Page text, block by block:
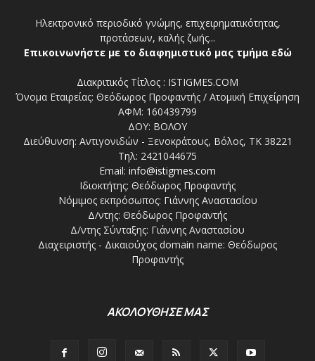
Ηλεκτρονικό περιοδικό γνώμης, επιχειρηματικότητας,
προτάσεων, καλής ζωής...
Επικοινωνήστε με το διαφημιστικό μας τμήμα εδώ
Διακριτικός Τίτλος : ISTIGMES.COM
Όνομα Εταιρείας: Θεόδωρος Προφαντής / Ατομική Επιχείρηση
ΑΦΜ: 160439799
ΔΟΥ: ΒΟΛΟΥ
Διεύθυνση: Αντιγονιδών - Ξενοκράτους, Βόλος, ΤΚ 38221
Τηλ: 2421044675
Email: info@istigmes.com
Ιδιοκτήτης: Θεόδωρος Προφαντής
Νόμιμος εκπρόσωπος: Γιάννης Αναστασίου
Δ/ντης: Θεόδωρος Προφαντής
Δ/ντης Σύνταξης: Γιάννης Αναστασίου
Διαχειριστής - Δικαιούχος domain name: Θεόδωρος
Προφαντής
ΑΚΟΛΟΥΘΗΣΕ ΜΑΣ